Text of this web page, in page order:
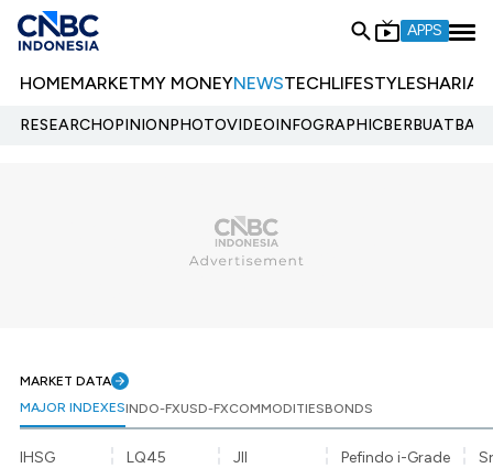
APPS
HOMEMARKETMY MONEYNEWSTECHLIFESTYLESHARIA
RESEARCHOPINIONPHOTOVIDEOINFOGRAPHIC
MARKET DATA
MAJOR INDEXESINDO-FXUSD-FXCOMMODITIESBONDS
IHSG
LQ45
JII
Pefindo i-Grade